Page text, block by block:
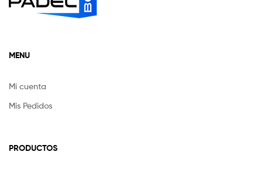
MENU
Mi cuenta
Mis Pedidos
PRODUCTOS